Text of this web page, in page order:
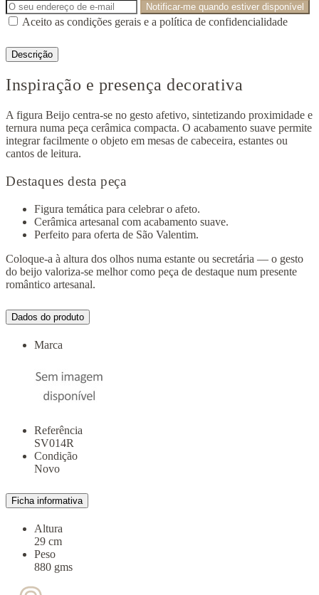
Notificar-me quando estiver disponível
Aceito as condições gerais e a política de confidencialidade
Descrição
Inspiração e presença decorativa
A figura Beijo centra-se no gesto afetivo, sintetizando proximidade e
ternura numa peça cerâmica compacta. O acabamento suave permite
integrar facilmente o objeto em mesas de cabeceira, estantes ou
cantos de leitura.
Destaques desta peça
Figura temática para celebrar o afeto.
Cerâmica artesanal com acabamento suave.
Perfeito para oferta de São Valentim.
Coloque-a à altura dos olhos numa estante ou secretária — o gesto
do beijo valoriza-se melhor como peça de destaque num presente
romântico artesanal.
Dados do produto
Marca
Referência
SV014R
Condição
Novo
Ficha informativa
Altura
29 cm
Peso
880 gms